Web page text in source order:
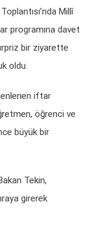
Millî
programına davet
bir ziyarette
oldu.
iftar
öğrenci ve
büyük bir
Tekin,
girerek